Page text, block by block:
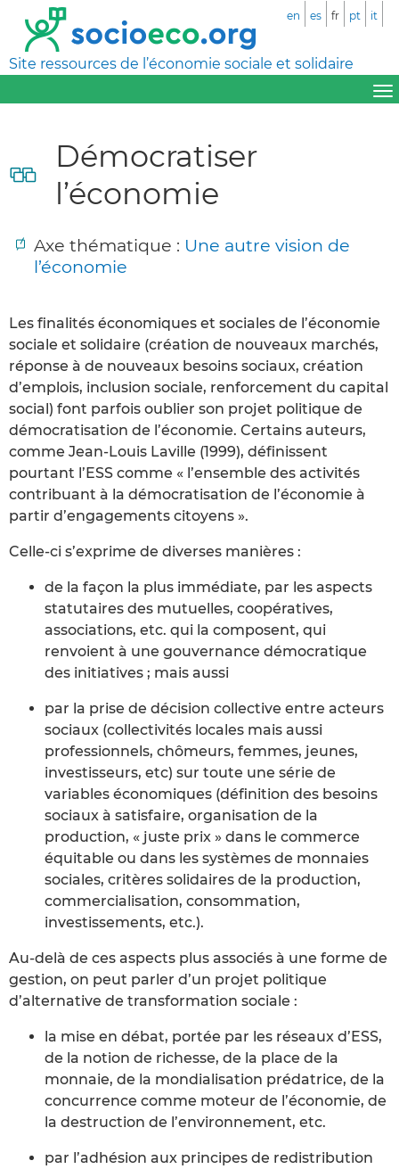
Site ressources de l’économie sociale et solidaire
en es fr pt it
Démocratiser
l’économie
Axe thématique : Une autre vision de
l’économie
Les finalités économiques et sociales de l’économie
sociale et solidaire (création de nouveaux marchés,
réponse à de nouveaux besoins sociaux, création
d’emplois, inclusion sociale, renforcement du capital
social) font parfois oublier son projet politique de
démocratisation de l’économie. Certains auteurs,
comme Jean-Louis Laville (1999), définissent
pourtant l’ESS comme « l’ensemble des activités
contribuant à la démocratisation de l’économie à
partir d’engagements citoyens ».
Celle-ci s’exprime de diverses manières :
de la façon la plus immédiate, par les aspects
statutaires des mutuelles, coopératives,
associations, etc. qui la composent, qui
renvoient à une gouvernance démocratique
des initiatives ; mais aussi
par la prise de décision collective entre acteurs
sociaux (collectivités locales mais aussi
professionnels, chômeurs, femmes, jeunes,
investisseurs, etc) sur toute une série de
variables économiques (définition des besoins
sociaux à satisfaire, organisation de la
production, « juste prix » dans le commerce
équitable ou dans les systèmes de monnaies
sociales, critères solidaires de la production,
commercialisation, consommation,
investissements, etc.).
Au-delà de ces aspects plus associés à une forme de
gestion, on peut parler d’un projet politique
d’alternative de transformation sociale :
la mise en débat, portée par les réseaux d’ESS,
de la notion de richesse, de la place de la
monnaie, de la mondialisation prédatrice, de la
concurrence comme moteur de l’économie, de
la destruction de l’environnement, etc.
par l’adhésion aux principes de redistribution